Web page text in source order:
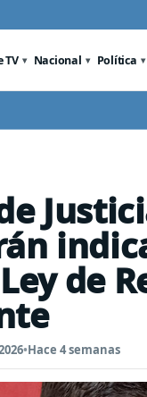
TV Nacional Política
de
•Hace 4 semanas